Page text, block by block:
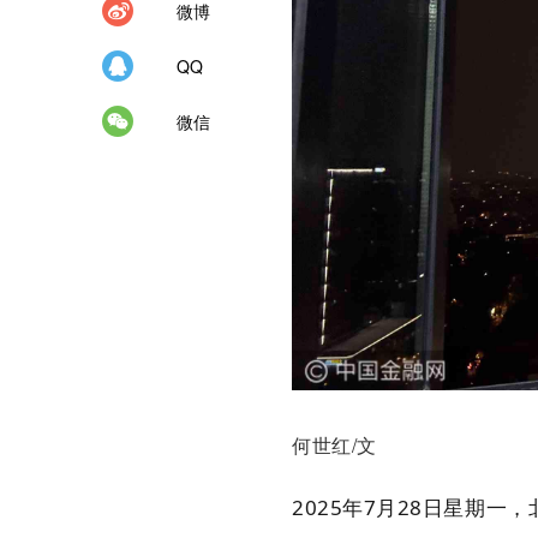
微博
QQ
微信
何世红/文
2025年7月28日星期一，